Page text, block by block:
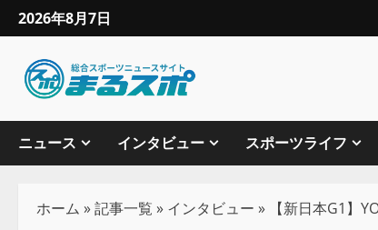
2026年8月7日
ニュース インタビュー スポーツライフ
ホーム »記事一覧 » インタビュー » 【新日本G1】